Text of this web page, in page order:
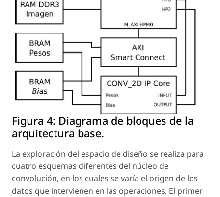
Figura 4: Diagrama de bloques de la
arquitectura base.
La exploración del espacio de diseño se realiza para
cuatro esquemas diferentes del núcleo de
convolución, en los cuales se varía el origen de los
datos que intervienen en las operaciones. El primer